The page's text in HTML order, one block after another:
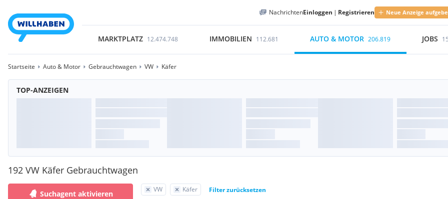
NachrichtenEinloggen | Registrieren Neue Anzeige
MARKTPLATZ 12.474.748 IMMOBILIEN 112.681 AUTO & MOTOR 206.819 JOBS
Startseite Auto & Motor Gebrauchtwagen VW Käfer
TOP-ANZEIGEN
192 VW Käfer Gebrauchtwagen
VW Käfer Filter zurücksetzen
Suchagent aktivieren